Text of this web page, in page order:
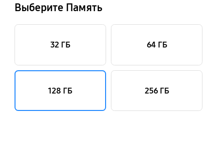
Выберите Память
32 ГБ 64 ГБ
128 ГБ 256 ГБ